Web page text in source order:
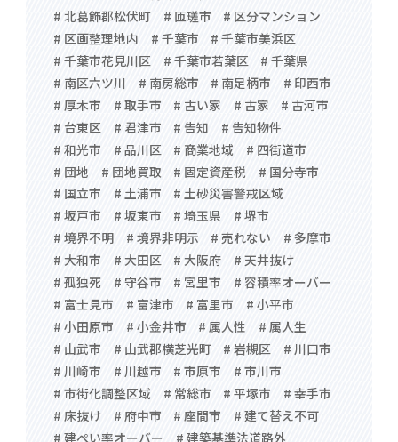
# 北葛飾郡松伏町
# 匝瑳市
# 区分マンション
# 区画整理地内
# 千葉市
# 千葉市美浜区
# 千葉市花見川区
# 千葉市若葉区
# 千葉県
# 南区六ツ川
# 南房総市 # 南足柄市
# 印西市
# 厚木市
# 取手市 # 古い家 # 古家
# 古河市
# 台東区
# 君津市 # 告知
# 告知物件
# 和光市
# 品川区 # 商業地域
# 四街道市
# 団地
# 団地買取 # 固定資産税
# 国分寺市
# 国立市
# 土浦市
# 土砂災害警戒区域
# 坂戸市
# 坂東市 # 埼玉県
# 堺市
# 境界不明
# 境界非明示 # 売れない
# 多摩市
# 大和市
# 大田区 # 大阪府
# 天井抜け
# 孤独死
# 守谷市 # 宮里市
# 容積率オーバー
# 富士見市
# 富津市 # 富里市
# 小平市
# 小田原市
# 小金井市 # 属人性
# 属人生
# 山武市
# 山武郡横芝光町 # 岩槻区
# 川口市
# 川崎市
# 川越市 # 市原市
# 市川市
# 市街化調整区域
# 常総市 # 平塚市
# 幸手市
# 床抜け
# 府中市 # 座間市
# 建て替え不可
# 建ぺい率オーバー
# 建築基準法道路外